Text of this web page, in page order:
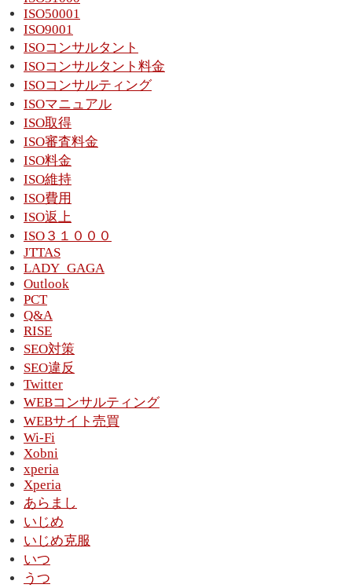
ISO50001
ISO9001
ISOコンサルタント
ISOコンサルタント料金
ISOコンサルティング
ISOマニュアル
ISO取得
ISO審査料金
ISO料金
ISO維持
ISO費用
ISO返上
ISO３１０００
JTTAS
LADY_GAGA
Outlook
PCT
Q&A
RISE
SEO対策
SEO違反
Twitter
WEBコンサルティング
WEBサイト売買
Wi-Fi
Xobni
xperia
Xperia
あらまし
いじめ
いじめ克服
いつ
うつ